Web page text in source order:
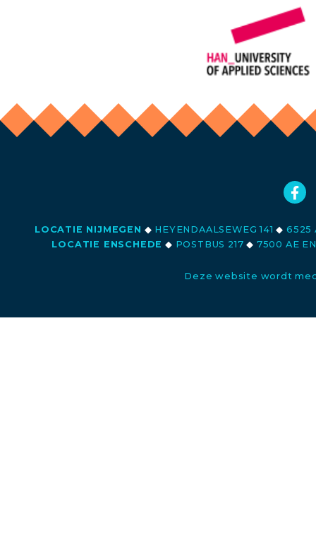
LOCATIE NIJMEGEN ◆ HEYENDAALSEWEG 141◆ 6525
LOCATIE ENSCHEDE ◆ POSTBUS 217◆ 7500 AE
Deze website wordt